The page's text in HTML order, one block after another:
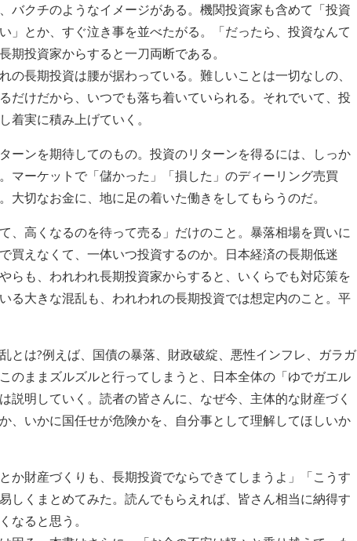
バクチのようなイメージがある。機関投資家も含めて「投資
」とか、すぐ泣き事を並べたがる。「だったら、投資なんて
期投資家からすると一刀両断である。
の長期投資は腰が据わっている。難しいことは一切なしの、
だけだから、いつでも落ち着いていられる。それでいて、投
着実に積み上げていく。
ーンを期待してのもの。投資のリターンを得るには、しっか
マーケットで「儲かった」「損した」のディーリング売買
大切なお金に、地に足の着いた働きをしてもらうのだ。
、高くなるのを待って売る」だけのこと。暴落相場を買いに
買えなくて、一体いつ投資するのか。日本経済の長期低迷
らも、われわれ長期投資家からすると、いくらでも対応策を
る大きな混乱も、われわれの長期投資では想定内のこと。平
とは?例えば、国債の暴落、財政破綻、悪性インフレ、ガラガ
のままズルズルと行ってしまうと、日本全体の「ゆでガエル
説明していく。読者の皆さんに、なぜ今、主体的な財産づく
、いかに国任せが危険かを、自分事として理解してほしいか
か財産づくりも、長期投資でならできてしまうよ」「こうす
しくまとめてみた。読んでもらえれば、皆さん相当に納得す
なると思う。